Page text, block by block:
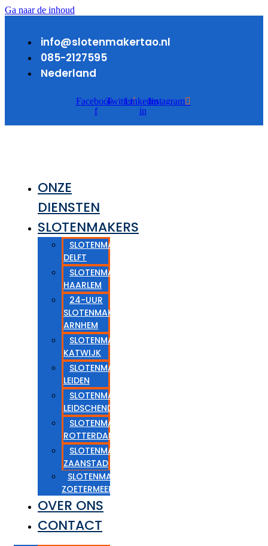
Ga naar de inhoud
info@slotenmakertao.nl
085-2127595
Nederland
Facebook-
f
TwitterLinkedin-
in
Instagram
ONZE
DIENSTEN
SLOTENMAKERS
SLOTENMAKER
DELFT
SLOTENMAKER
HAARLEM
24-UUR
SLOTENMAKER
ARNHEM
SLOTENMAKER
KATWIJK
SLOTENMAKER
LEIDEN
SLOTENMAKER
LEIDSCHENDAM
SLOTENMAKER
ROTTERDAM
SLOTENMAKER
ZAANSTAD
SLOTENMAKER
ZOETERMEER
OVER ONS
CONTACT